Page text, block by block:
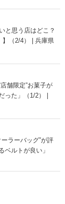
と思う店はどこ？
】（2/4） | 兵庫県
舗限定”お菓子が
た」（1/2） |
ラーバッグ”が評
ルトが良い」